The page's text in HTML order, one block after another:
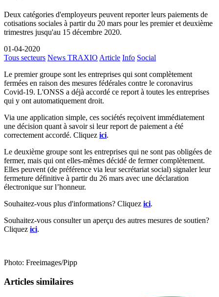
Deux catégories d'employeurs peuvent reporter leurs paiements de
cotisations sociales à partir du 20 mars pour les premier et deuxième
trimestres jusqu'au 15 décembre 2020.
01-04-2020
Tous secteurs News TRAXIO Article Info Social
Le premier groupe sont les entreprises qui sont complètement
fermées en raison des mesures fédérales contre le coronavirus
Covid-19. L'ONSS a déjà accordé ce report à toutes les entreprises
qui y ont automatiquement droit.
Via une application simple, ces sociétés reçoivent immédiatement
une décision quant à savoir si leur report de paiement a été
correctement accordé. Cliquez ici.
Le deuxième groupe sont les entreprises qui ne sont pas obligées de
fermer, mais qui ont elles-mêmes décidé de fermer complètement.
Elles peuvent (de préférence via leur secrétariat social) signaler leur
fermeture définitive à partir du 26 mars avec une déclaration
électronique sur l’honneur.
Souhaitez-vous plus d'informations? Cliquez ici.
Souhaitez-vous consulter un aperçu des autres mesures de soutien?
Cliquez ici.
Photo: Freeimages/Pipp
Articles similaires